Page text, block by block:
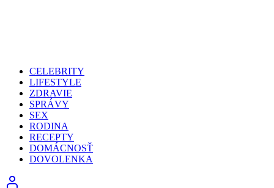
CELEBRITY
LIFESTYLE
ZDRAVIE
SPRÁVY
SEX
RODINA
RECEPTY
DOMÁCNOSŤ
DOVOLENKA